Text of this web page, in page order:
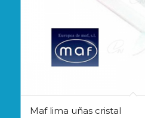
Maf lima uñas cristal